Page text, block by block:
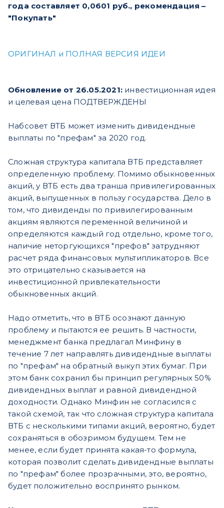
года составляет 0,0601 руб., рекомендация –
"Покупать"
ОРИГИНАЛ и ПОЛНАЯ ВЕРСИЯ ИДЕИ
Обновление от 26.05.2021: инвестиционная идея
и целевая цена ПОДТВЕРЖДЕНЫ
Набсовет ВТБ может изменить дивидендные
выплаты по "префам" за 2020 год.
Сложная структура капитала ВТБ представляет
определенную проблему. Помимо обыкновенных
акций, у ВТБ есть два транша привилегированных
акций, выпущенных в пользу государства. Дело в
том, что дивиденды по привилегированным
акциям являются переменной величиной и
определяются каждый год отдельно, кроме того,
наличие неторгующихся "префов" затрудняют
расчет ряда финансовых мультипликаторов. Все
это отрицательно сказывается на
инвестиционной привлекательности
обыкновенных акций.
Надо отметить, что в ВТБ осознают данную
проблему и пытаются ее решить. В частности,
менеджмент банка предлагал Минфину в
течение 7 лет направлять дивидендные выплаты
по "префам" на обратный выкуп этих бумаг. При
этом банк сохранил бы принцип регулярных 50%
дивидендных выплат и равной дивидендной
доходности. Однако Минфин не согласился с
такой схемой, так что сложная структура капитала
ВТБ с несколькими типами акций, вероятно, будет
сохраняться в обозримом будущем. Тем не
менее, если будет принята какая-то формула,
которая позволит сделать дивидендные выплаты
по "префам" более прозрачными, это, вероятно,
будет положительно воспринято рынком.